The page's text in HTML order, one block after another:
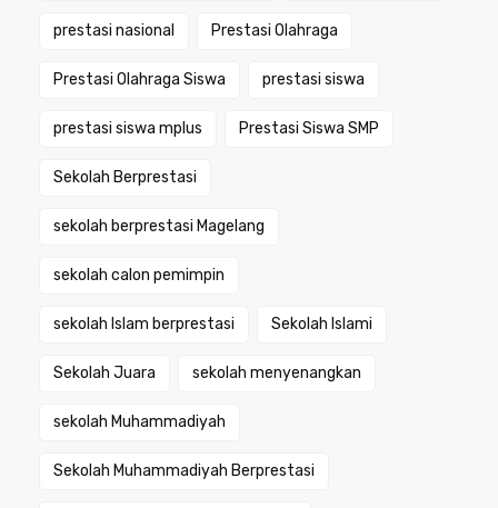
prestasi nasional Prestasi Olahraga
Prestasi Olahraga Siswa prestasi siswa
prestasi siswa mplus Prestasi Siswa SMP
Sekolah Berprestasi
sekolah berprestasi Magelang
sekolah calon pemimpin
sekolah Islam berprestasi Sekolah Islami
Sekolah Juara sekolah menyenangkan
sekolah Muhammadiyah
Sekolah Muhammadiyah Berprestasi